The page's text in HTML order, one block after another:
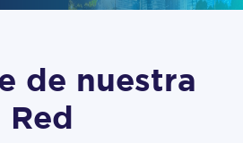
de nuestra
Red